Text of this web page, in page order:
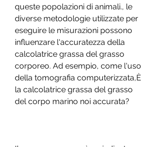
queste popolazioni di animali., le
diverse metodologie utilizzate per
eseguire le misurazioni possono
influenzare l'accuratezza della
calcolatrice grassa del grasso
corporeo. Ad esempio, come l'uso
della tomografia computerizzata,È
la calcolatrice grassa del grasso
del corpo marino noi accurata?